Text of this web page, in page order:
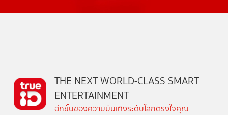
THE NEXT WORLD-CLASS SMART
ENTERTAINMENT
อีกขั้นของความบันเทิงระดับโลกตรงใจคุณ